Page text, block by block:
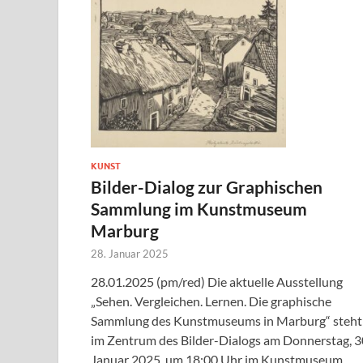
KUNST
Bilder-Dialog zur Graphischen
Sammlung im Kunstmuseum
Marburg
28. Januar 2025
28.01.2025 (pm/red) Die aktuelle Ausstellung
„Sehen. Vergleichen. Lernen. Die graphische
Sammlung des Kunstmuseums in Marburg“ steht
im Zentrum des Bilder-Dialogs am Donnerstag,
Januar 2025, um 18:00 Uhr im Kunstmuseum, …